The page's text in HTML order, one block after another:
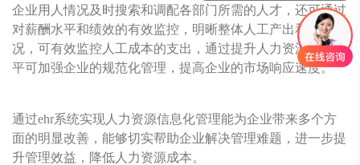
企业用人情况及时搜索和调配各部门所需的人才，还可通过
对薪酬水平和绩效的有效监控，明晰整体人工产出和收入状
况，可有效监控人工成本的支出，通过提升人力资源管理水
平可加强企业的规范化管理，提高企业的市场响应速度。
通过ehr系统实现人力资源信息化管理能为企业带来多个方
面的明显改善，能够切实帮助企业解决管理难题，进一步提
升管理效益，降低人力资源成本。